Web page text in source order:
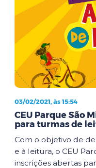
03/02/2021, às 15:54
CEU Parque São
para turmas de
Com o objetivo de
e à leitura, o CEU
inscrições abertas